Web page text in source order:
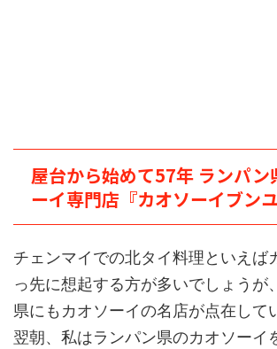
屋台から始めて57年 ランパン
ーイ専門店『カオソーイブンユ
チェンマイでの北タイ料理といえば
っ先に想起する方が多いでしょうが
県にもカオソーイの名店が点在して
翌朝、私はランパン県のカオソーイ